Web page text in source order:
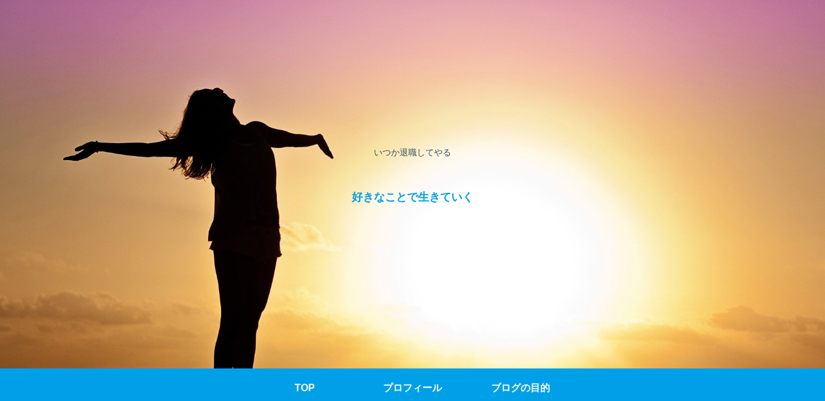
いつか退職してやる
好きなことで生きていく
TOP プロフィール ブログの目的